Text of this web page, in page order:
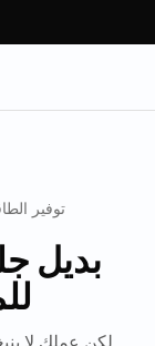
توفير الطاقة لأكثر
بديل